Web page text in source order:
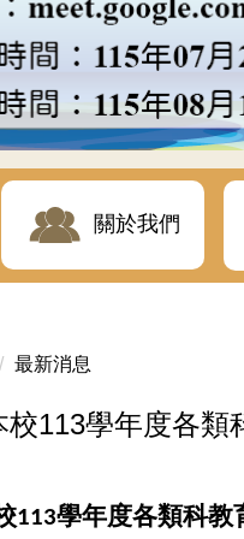
關於我們
最新消息
校113學年度各
113學年度各類科教